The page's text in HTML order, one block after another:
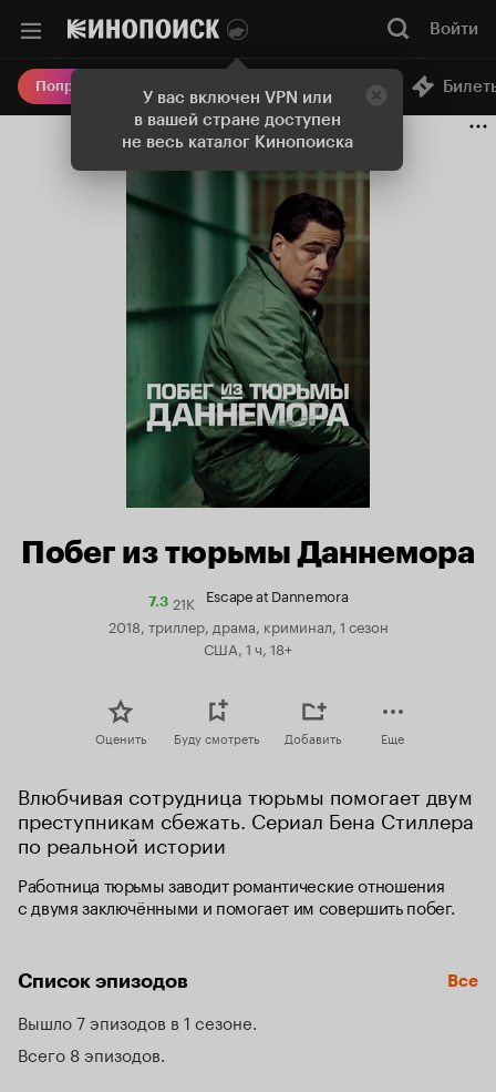
У вас включен VPN или
в вашей стране доступен
не весь каталог Кинопоиска
Войти
Попробовать Плюс Онлайн-кинотеатр
Побег из тюрьмы Даннемора
7.3Рейтинг
7.3
21K Escape at Dannemora
2018, триллер, драма, криминал, 1 сезон
США, 1 ч, 18+
Оценить Буду смотреть Добавить Еще
Влюбчивая сотрудница тюрьмы помогает двум
преступникам сбежать. Сериал Бена Стиллера
по реальной истории
Работница тюрьмы заводит романтические отношения
с двумя заключёнными и помогает им совершить побег.
Список эпизодов Все
Вышло 7 эпизодов в 1 сезоне
Всего 8 эпизодов